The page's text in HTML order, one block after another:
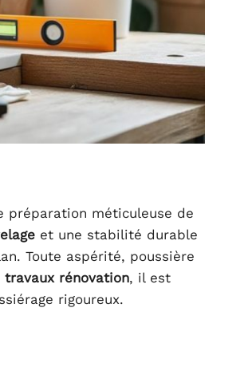
préparation méticuleuse de
et une stabilité durable
Toute aspérité, poussière
travaux rénovation, il est
rigoureux.